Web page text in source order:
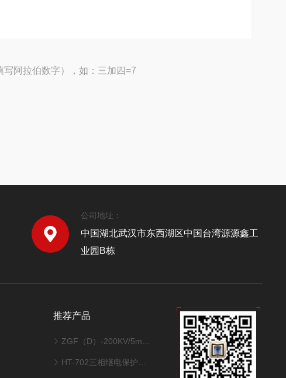
写阿拉伯数字），如：三加四=7
公司地址：
中国湖北武汉市东西湖区中国台湾源源鑫工
业园B栋
推荐产品
ZGF（D）-200KV/5mA智能型直流高压发生器
HT-702三相继电保护测试仪